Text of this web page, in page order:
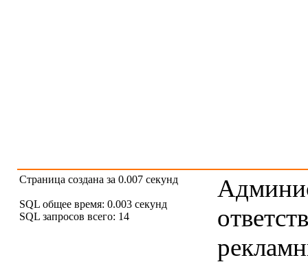
Страница создана за 0.007 секунд
SQL общее время: 0.003 секунд
SQL запросов всего: 14